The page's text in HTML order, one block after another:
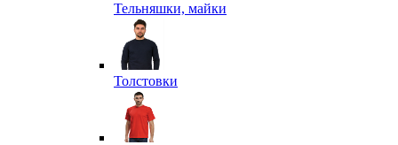
Тельняшки, майки
Толстовки